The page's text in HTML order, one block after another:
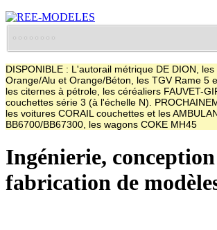
DISPONIBLE : L'autorail métrique DE DION,
Orange/Alu et Orange/Béton, les TGV Rame 5
les citernes à pétrole, les céréaliers FAUVET-
couchettes série 3 (à l'échelle N).
les voitures CORAIL couchettes et les
BB6700/BB67300, les wagons COKE MH45
Ingénierie,
fabrication de